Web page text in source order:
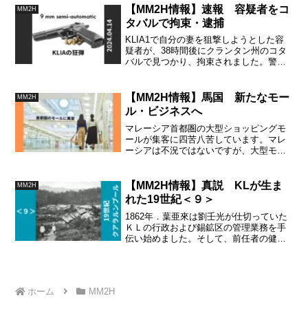
MM2H
【MM2H情報】速報 容疑者をコ
タバルで拘束・逮捕
KLIA1で自分の妻を狙撃しようとした容
疑者が、38時間後にクランタン州のコタ
バルで見つかり、拘束されました。警察
が公開されています。
MM2H
【MM2H情報】馬国 新たなモー
ル・ビジネスへ
マレーシア首都圏の大型ショッピングモ
ールが集客に四苦八苦しています。マレ
ーシアは不況ではないですが、大型モー
ないようです。新たな工夫が必要になり
ました。
MM2H
【MM2H情報】真説 KLが生ま
れた19世紀＜９＞
1862年．葉亜來は劉壬光が仕切っていた
ＫＬの行政および錫鉱区の管理業務を手
伝い始めました。そして、前任者の健康
ホーム
MM2H